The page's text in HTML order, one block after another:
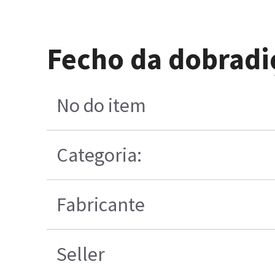
Fecho da
No do item
Categoria:
Fabricante
Seller